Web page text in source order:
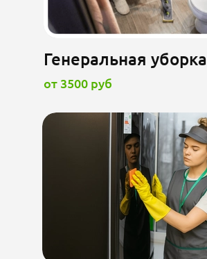
Генеральная уборка
от 3500 руб